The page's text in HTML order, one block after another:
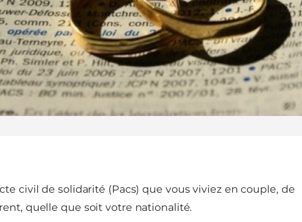
civil de solidarité (Pacs) que vous viviez en couple, de
quelle que soit votre nationalité.